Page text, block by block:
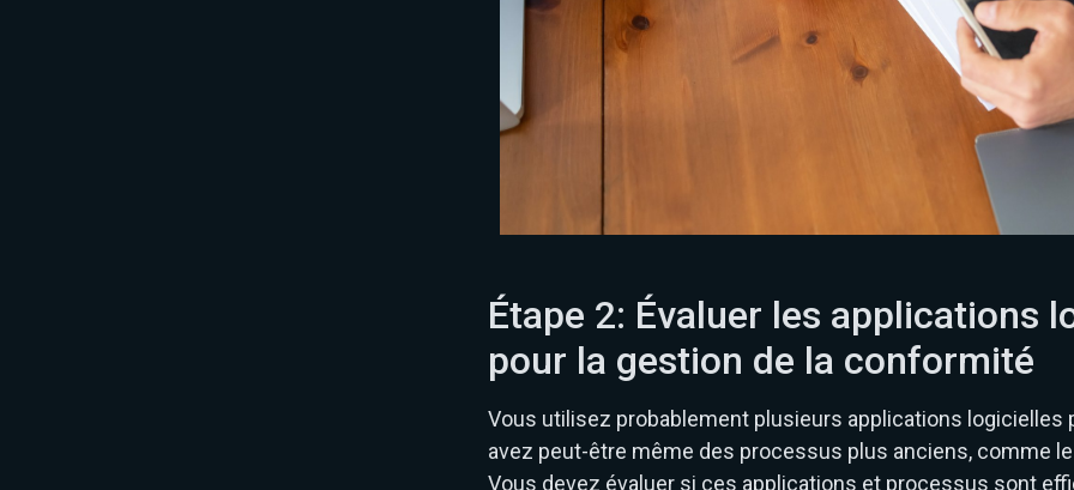
Étape 2: Évaluer les applications
pour la gestion de la conformité
Vous utilisez probablement plusieurs applications logicielles
avez peut-être même des processus plus anciens, comme
Vous devez évaluer si ces applications et processus sont